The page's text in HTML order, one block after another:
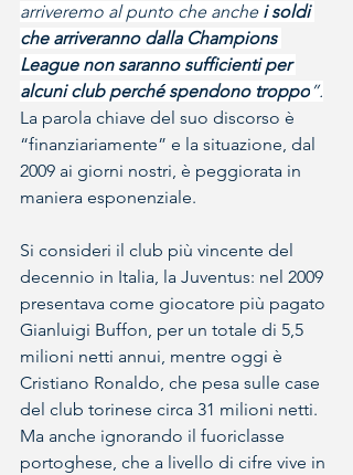
arriveremo al punto che anche i soldi
che arriveranno dalla Champions
League non saranno sufficienti per
alcuni club perché spendono troppo”.
La parola chiave del suo discorso è
“finanziariamente” e la situazione, dal
2009 ai giorni nostri, è peggiorata in
maniera esponenziale.
Si consideri il club più vincente del
decennio in Italia, la Juventus: nel 2009
presentava come giocatore più pagato
Gianluigi Buffon, per un totale di 5,5
milioni netti annui, mentre oggi è
Cristiano Ronaldo, che pesa sulle case
del club torinese circa 31 milioni netti.
Ma anche ignorando il fuoriclasse
portoghese, che a livello di cifre vive in